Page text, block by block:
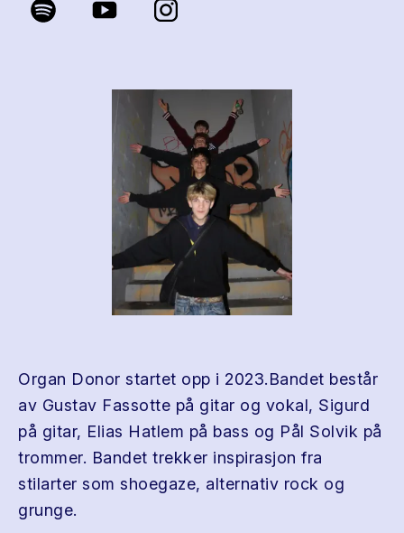
Organ Donor startet opp i 2023.Bandet består
av Gustav Fassotte på gitar og vokal, Sigurd
på gitar, Elias Hatlem på bass og Pål Solvik på
trommer. Bandet trekker inspirasjon fra
stilarter som shoegaze, alternativ rock og
grunge.